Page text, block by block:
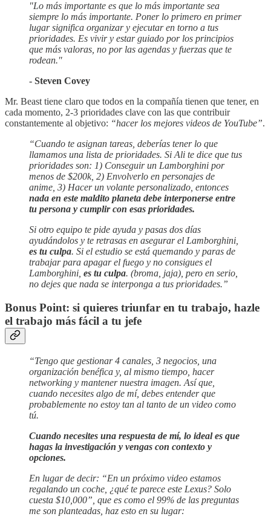
"Lo más importante es que lo más importante sea
siempre lo más importante. Poner lo primero en primer
lugar significa organizar y ejecutar en torno a tus
prioridades. Es vivir y estar guiado por los principios
que más valoras, no por las agendas y fuerzas que te
rodean."
- Steven Covey
Mr. Beast tiene claro que todos en la compañía tienen que tener, en
cada momento, 2-3 prioridades clave con las que contribuir
constantemente al objetivo: “hacer los mejores videos de YouTube”.
“Cuando te asignan tareas, deberías tener lo que
llamamos una lista de prioridades. Si Ali te dice que tus
prioridades son: 1) Conseguir un Lamborghini por
menos de $200k, 2) Envolverlo en personajes de
anime, 3) Hacer un volante personalizado, entonces
nada en este maldito planeta debe interponerse entre
tu persona y cumplir con esas prioridades.
Si otro equipo te pide ayuda y pasas dos días
ayudándolos y te retrasas en asegurar el Lamborghini,
es tu culpa. Si el estudio se está quemando y paras de
trabajar para apagar el fuego y no consigues el
Lamborghini, es tu culpa. (broma, jaja), pero en serio,
no dejes que nada se interponga a tus prioridades.”
Bonus Point: si quieres triunfar en tu trabajo, hazle
el trabajo más fácil a tu jefe
“Tengo que gestionar 4 canales, 3 negocios, una
organización benéfica y, al mismo tiempo, hacer
networking y mantener nuestra imagen. Así que,
cuando necesites algo de mí, debes entender que
probablemente no estoy tan al tanto de un video como
tú.
Cuando necesites una respuesta de mí, lo ideal es que
hagas la investigación y vengas con contexto y
opciones.
En lugar de decir: “En un próximo video estamos
regalando un coche, ¿qué te parece este Lexus? Solo
cuesta $10,000”, que es como el 99% de las preguntas
me son planteadas, haz esto en su lugar: